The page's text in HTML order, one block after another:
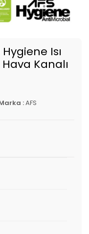
Isı
Kanalı
:AFS